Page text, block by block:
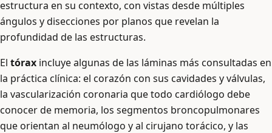
estructura en su contexto, con vistas desde múltiples
ángulos y disecciones por planos que revelan la
profundidad de las estructuras.
El tórax incluye algunas de las láminas más consultadas en
la práctica clínica: el corazón con sus cavidades y válvulas,
la vascularización coronaria que todo cardiólogo debe
conocer de memoria, los segmentos broncopulmonares
que orientan al neumólogo y al cirujano torácico, y las